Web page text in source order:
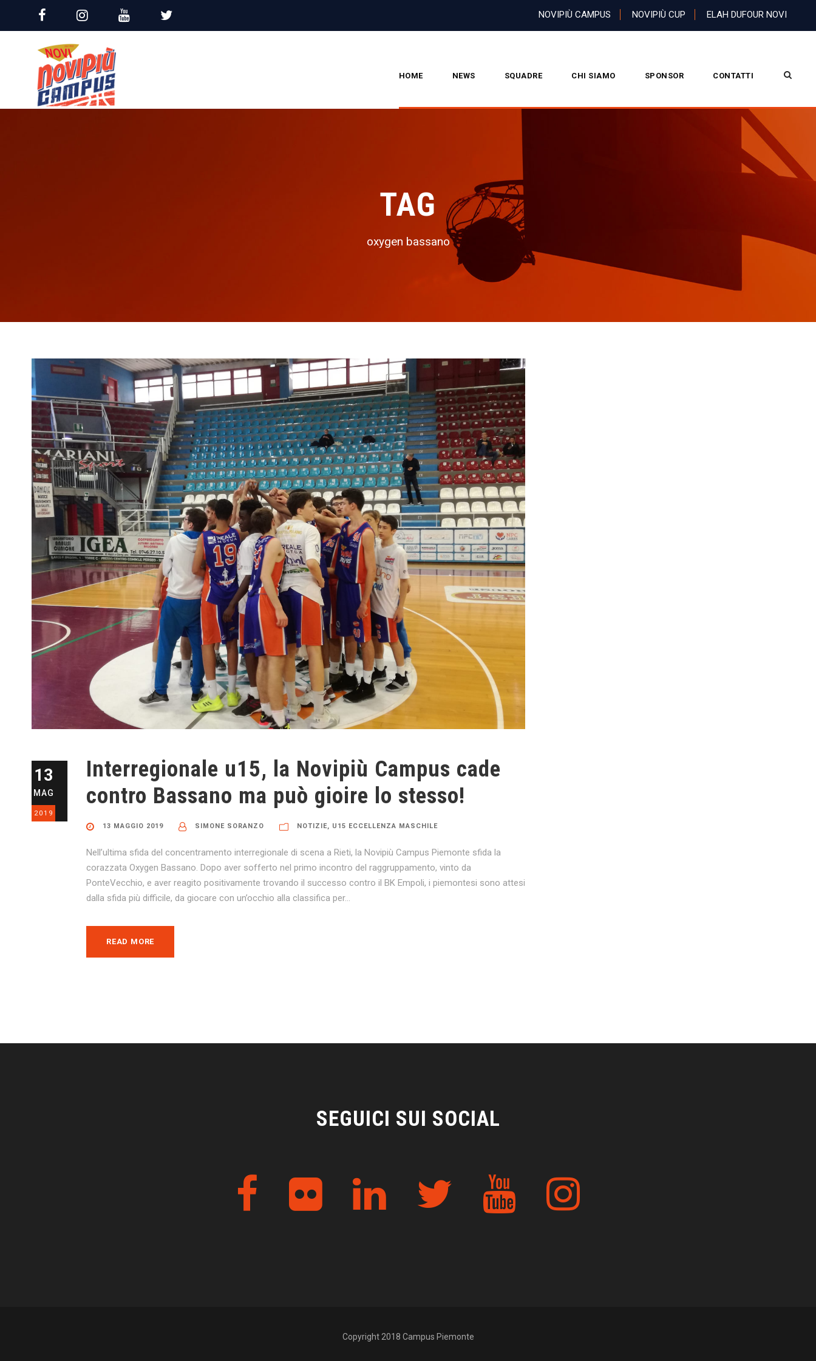
NOVIPIÙ CAMPUS NOVIPIÙ CUP ELAH DUFOUR NOVI
HOME NEWS SQUADRE CHI SIAMO SPONSOR CONTATTI
TAG
oxygen bassano
13
MAG
2019
Interregionale u15, la Novipiù Campus cade
contro Bassano ma può gioire lo stesso!
13 MAGGIO 2019 SIMONE SORANZO NOTIZIE, U15 ECCELLENZA MASCHILE
Nell’ultima sfida del concentramento interregionale di scena a Rieti, la Novipiù Campus Piemonte sfida la
corazzata Oxygen Bassano. Dopo aver sofferto nel primo incontro del raggruppamento, vinto da
PonteVecchio, e aver reagito positivamente trovando il successo contro il BK Empoli, i piemontesi sono attesi
dalla sfida più difficile, da giocare con un’occhio alla classifica per...
READ MORE
SEGUICI SUI SOCIAL
Copyright 2018 Campus Piemonte